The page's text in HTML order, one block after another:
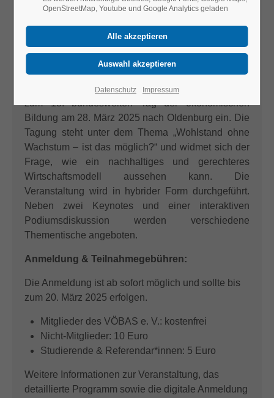
Der Verband ökonomische Bildung an
allgemeinbildenden Schulen e. V. (VÖBAS) lädt
zum 18. bundesweiten Tag der ökonomischen
Bildung am 28. März 2025 nach Oldenburg ein. Die
Tagung steht unter dem Thema „Wohlstand ohne
Wachstum – ist das möglich?“ und widmet sich der
Frage, wie ein nachhaltiges und gerechteres
Wirtschaftsmodell aussehen kann. Die
Veranstaltung wird in hybrider Form durchgeführt.
Neben zwei Keynotes und einer interaktiven
Podiumsdiskussion werden verschiedene
Thementische angeboten.
Anmeldung & Teilnahmegebühren:
Die Anmeldung ist ab sofort möglich und sollte bis
zum 20. März 2025 erfolgen.
Mitglieder des VÖBAS e. V.: kostenfrei
Nicht-Mitglieder: 10 Euro
Studierende & Referendar*innen: 5 Euro
Weitere Informationen zur Veranstaltung, das
detaillierte Programm sowie die digitale Anmeldung
OpenStreetMap, Youtube und Google Analytics geladen
Datenschutz Impressum